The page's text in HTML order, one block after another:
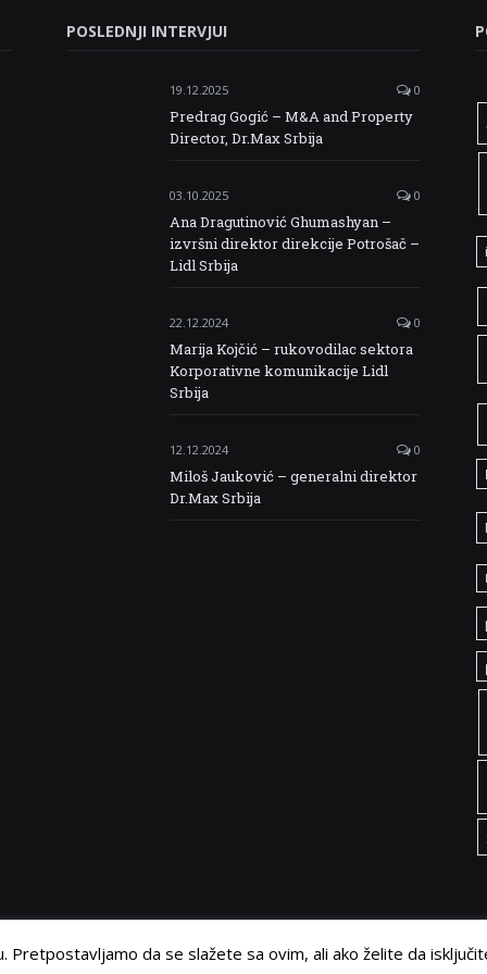
POSLEDNJI INTERVJUI
19.12.2025 0
Predrag Gogić – M&A and Property
Director, Dr.Max Srbija
03.10.2025 0
Ana Dragutinović Ghumashyan –
izvršni direktor direkcije Potrošač –
Lidl Srbija
22.12.2024 0
Marija Kojčić – rukovodilac sektora
Korporativne komunikacije Lidl
Srbija
12.12.2024 0
Miloš Jauković – generalni direktor
Dr.Max Srbija
Pretpostavljamo da se slažete sa ovim, ali ako želite da